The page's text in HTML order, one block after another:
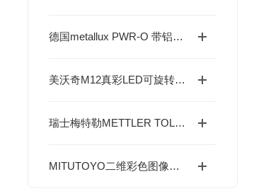
德国metallux PWR-O 带铝制外壳电源线电阻器的特点
美沃奇M12真彩LED可旋转场地灯 M12 PAL-0的特点
瑞士梅特勒METTLER TOLEDO分析天平 MA54/A的特点
MITUTOYO二维彩色图像测量机Q1-A3017D特点